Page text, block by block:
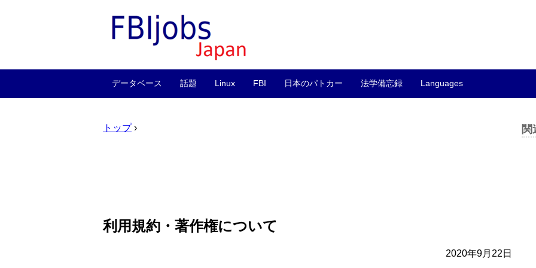
データベース 話題 Linux FBI 日本のパトカー 法学備忘録 Languages
トップ›
利用規約・著作権について
2020年9月22日
関